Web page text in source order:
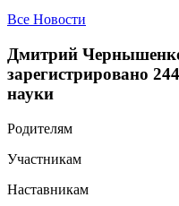
Все Новости
Дмитрий
зарегистрировано
науки
Родителям
Участникам
Наставникам